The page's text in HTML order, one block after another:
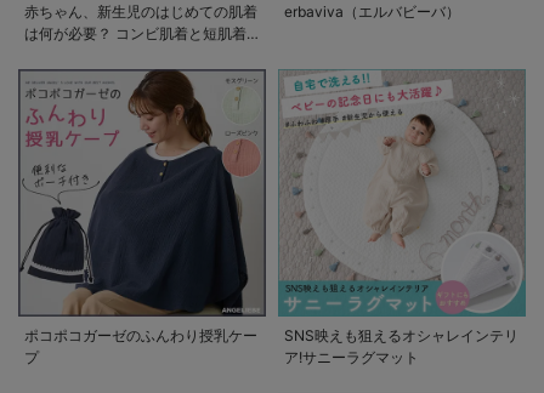
赤ちゃん、新生児のはじめての肌着
は何が必要？ コンビ肌着と短肌着
erbaviva（エルバビーバ）
ポコポコガーゼのふんわり授乳ケー
プ
SNS映えも狙えるオシャレインテリ
ア!サニーラグマット